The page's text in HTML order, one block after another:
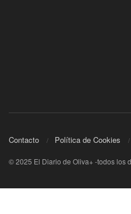
Contacto Política de Cookies
© 2025 El Diario de Oliva+ -todos los